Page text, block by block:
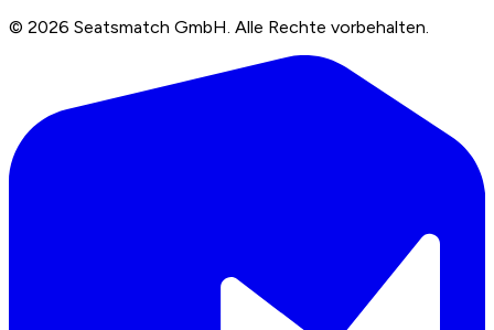
© 2026 Seatsmatch GmbH. Alle Rechte vorbehalten.